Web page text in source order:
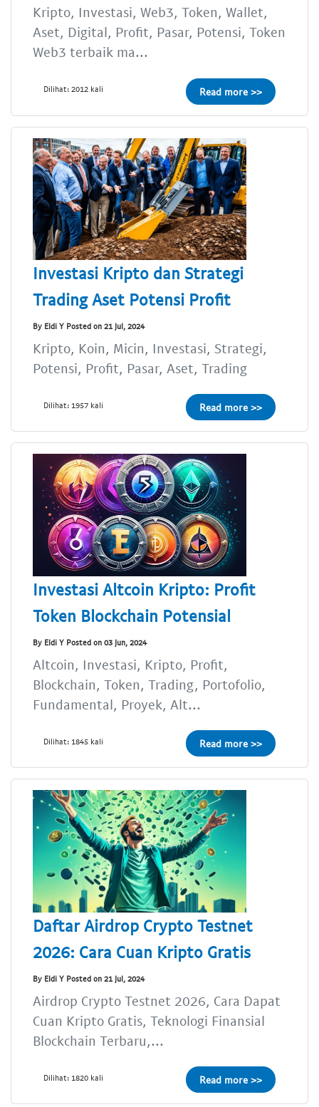
Kripto, Investasi, Web3, Token, Wallet,
Aset, Digital, Profit, Pasar, Potensi, Token
Web3 terbaik ma...
Dilihat: 2012 kali Read more >>
Investasi Kripto dan Strategi
Trading Aset Potensi Profit
By Eldi Y Posted on 21 Jul, 2024
Kripto, Koin, Micin, Investasi, Strategi,
Potensi, Profit, Pasar, Aset, Trading
Dilihat: 1957 kali Read more >>
Investasi Altcoin Kripto: Profit
Token Blockchain Potensial
By Eldi Y Posted on 03 Jun, 2024
Altcoin, Investasi, Kripto, Profit,
Blockchain, Token, Trading, Portofolio,
Fundamental, Proyek, Alt...
Dilihat: 1845 kali Read more >>
Daftar Airdrop Crypto Testnet
2026: Cara Cuan Kripto Gratis
By Eldi Y Posted on 21 Jul, 2024
Airdrop Crypto Testnet 2026, Cara Dapat
Cuan Kripto Gratis, Teknologi Finansial
Blockchain Terbaru,...
Dilihat: 1820 kali Read more >>